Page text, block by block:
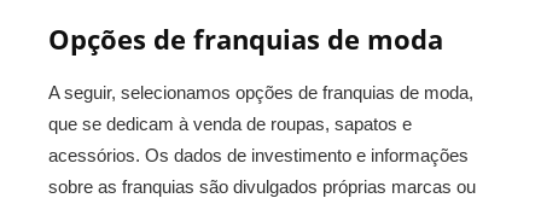
Opções de franquias de moda
A seguir, selecionamos opções de franquias de moda,
que se dedicam à venda de roupas, sapatos e
acessórios. Os dados de investimento e informações
sobre as franquias são divulgados próprias marcas ou